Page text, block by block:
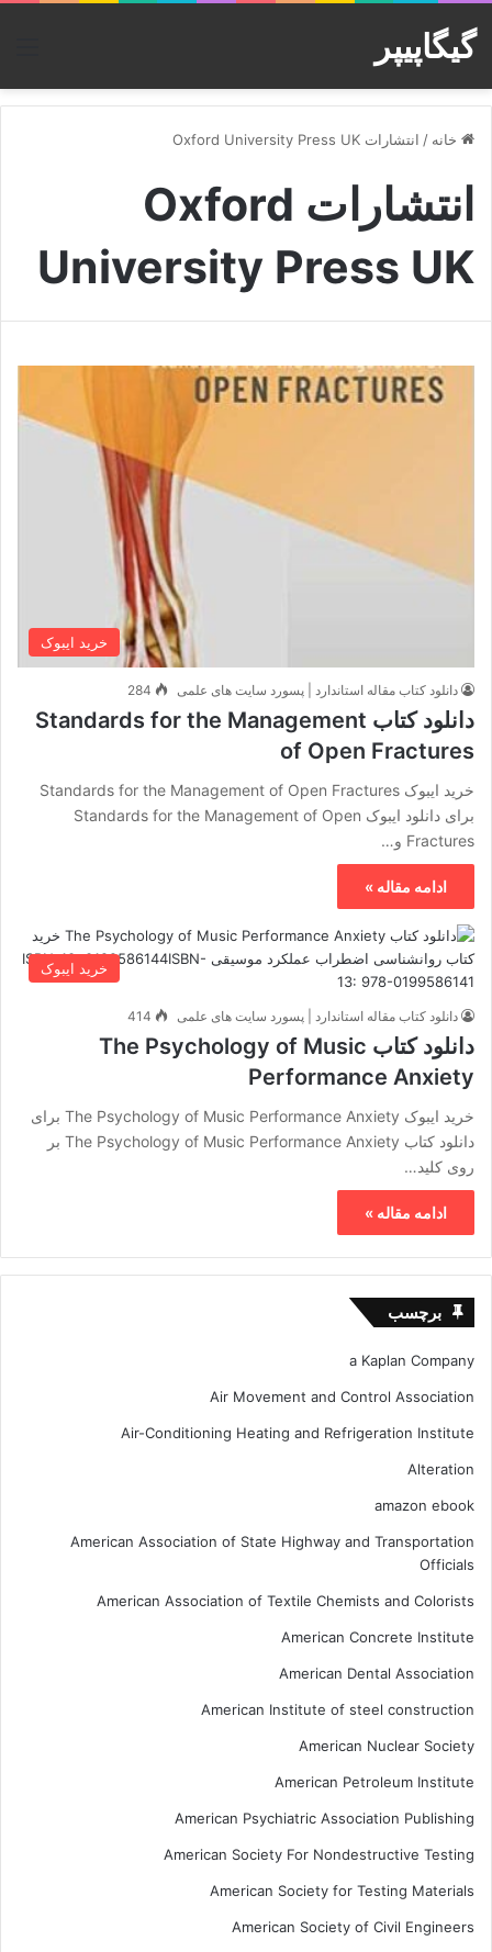
گیگاپیپر
خانه / انتشارات Oxford University Press UK
انتشارات Oxford
University Press UK
خرید ایبوک
دانلود کتاب مقاله استاندارد | پسورد سایت های علمی 284
دانلود کتاب Standards for the Management
of Open Fractures
خرید ایبوک Standards for the Management of Open Fractures
برای دانلود ایبوک Standards for the Management of Open
Fractures و…
ادامه مقاله »
خرید ایبوک
دانلود کتاب مقاله استاندارد | پسورد سایت های علمی 414
دانلود کتاب The Psychology of Music
Performance Anxiety
خرید ایبوک The Psychology of Music Performance Anxiety برای
دانلود کتاب The Psychology of Music Performance Anxiety بر
روی کلید…
ادامه مقاله »
برچسب
a Kaplan Company
Air Movement and Control Association
Air-Conditioning Heating and Refrigeration Institute
Alteration
amazon ebook
American Association of State Highway and Transportation
Officials
American Association of Textile Chemists and Colorists
American Concrete Institute
American Dental Association
American Institute of steel construction
American Nuclear Society
American Petroleum Institute
American Psychiatric Association Publishing
American Society For Nondestructive Testing
American Society for Testing Materials
American Society of Civil Engineers